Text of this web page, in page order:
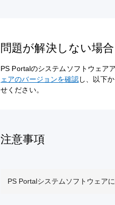
問題が解決しない場合
PS Portalのシステムソフトウェア
ェアのバージョンを確認し、以下
せください。
注意事項
PS Portalシステムソフトウェア